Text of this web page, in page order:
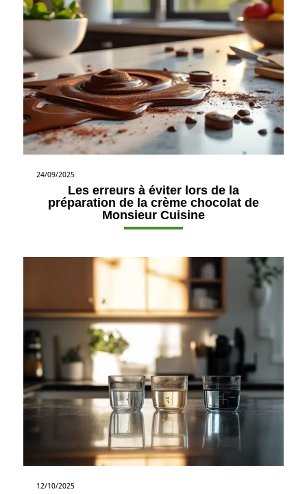
24/09/2025
Les erreurs à éviter lors de la
préparation de la crème chocolat de
Monsieur Cuisine
12/10/2025